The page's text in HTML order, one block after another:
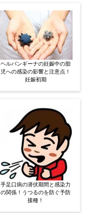
ヘルパンギーナの妊娠中の胎
児への感染の影響と注意点！
妊娠初期
手足口病の潜伏期間と感染力
の関係！うつるのを防ぐ予防
接種！